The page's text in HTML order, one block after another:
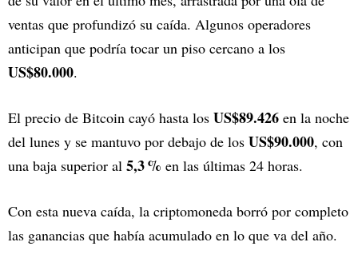
ventas que profundizó su caída. Algunos operadores
anticipan que podría tocar un piso cercano a los
US$80.000.
El precio de Bitcoin cayó hasta los US$89.426 en la noche
del lunes y se mantuvo por debajo de los US$90.000, con
una baja superior al 5,3 % en las últimas 24 horas.
Con esta nueva caída, la criptomoneda borró por completo
las ganancias que había acumulado en lo que va del año.